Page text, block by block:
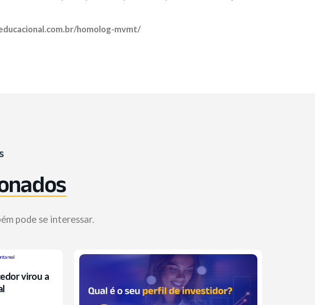
homolog-mvmt/
pode se interessar.
virou a